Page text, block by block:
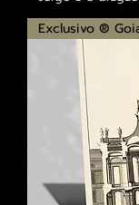
Exclusivo ®